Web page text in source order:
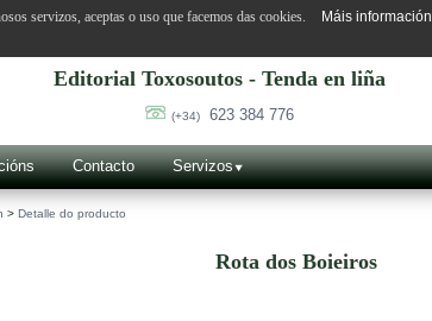
Editorial Toxosoutos - Tenda en liña
(+34) 623 384 776
Contacto Servizos
> Detalle do producto
Rota dos Boieiros
servizos, aceptas o uso que facemos das cookies. Máis información